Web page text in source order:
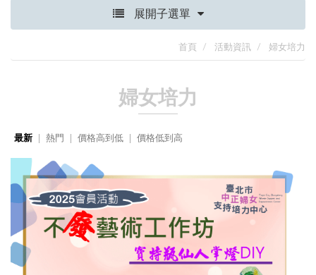
展開子選單
首頁 活動資訊 婦女培力
婦女培力
最新 熱門 價格高到低 價格低到高